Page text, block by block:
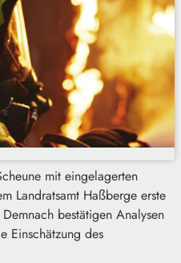
mit eingelagerten
Landratsamt Haßberge erste
bestätigen Analysen
Einschätzung des